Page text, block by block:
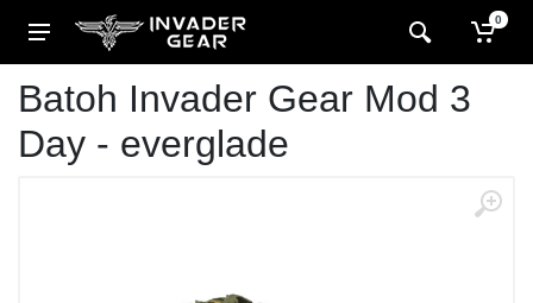
0
Batoh Invader Gear Mod 3
Day - everglade